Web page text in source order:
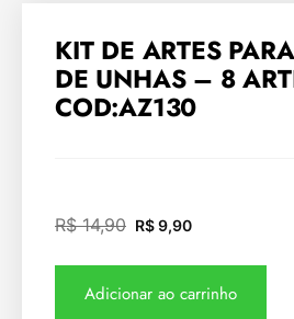
KIT DE ARTES
DE UNHAS – 8
COD:AZ130
R$14,90 R$9,90
Adicionar ao carrinho